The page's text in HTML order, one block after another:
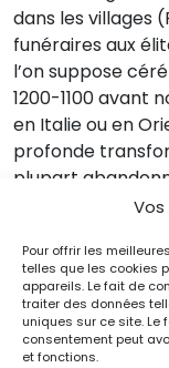
Pour offrir les
telles que les cookies
appareils. Le fait de
traiter des données
uniques sur ce site. Le
consentement peut
et fonctions.
dans les villages
funéraires aux
l’on suppose
1200-1100 avant
en Italie ou en
profonde
plupart
s’interrompent
conséquences
et/ou y voir
ou socio-
permettra de